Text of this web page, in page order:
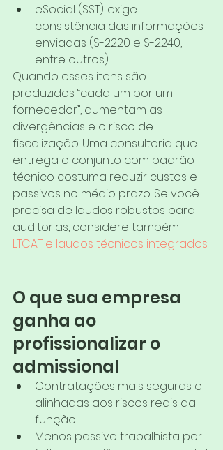
eSocial (SST): exige
consistência das informações
enviadas (S-2220 e S-2240,
entre outros).
Quando esses itens são
produzidos “cada um por um
fornecedor”, aumentam as
divergências e o risco de
fiscalização. Uma consultoria que
entrega o conjunto com padrão
técnico costuma reduzir custos e
passivos no médio prazo. Se você
precisa de laudos robustos para
auditorias, considere também
LTCAT e laudos técnicos integrados.
O que sua empresa
ganha ao
profissionalizar o
admissional
Contratações mais seguras e
alinhadas aos riscos reais da
função.
Menos passivo trabalhista por